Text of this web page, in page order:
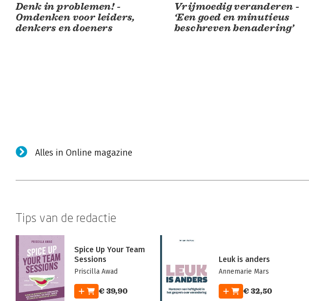
Denk in problemen! -
Omdenken voor leiders,
denkers en doeners
Vrijmoedig veranderen -
‘Een goed en minutieus
beschreven benadering’
Alles in Online magazine
Tips van de redactie
Spice Up Your Team
Sessions
Priscilla Awad
€ 39,90
Leuk is anders
Annemarie Mars
€ 32,50